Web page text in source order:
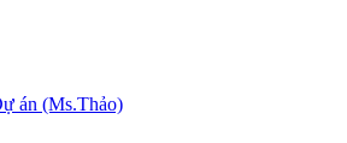
án (Ms.Thảo)